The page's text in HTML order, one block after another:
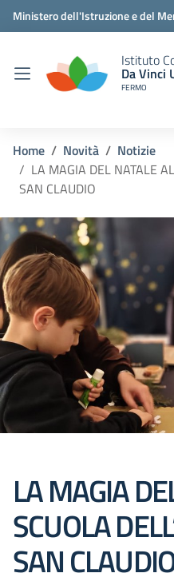
Ministero dell'Istruzione e del
Istituto
Da Vinci
FERMO
Home Novità
Notizie
LA MAGIA DEL NATALE
SAN CLAUDIO
LA MAGIA
SCUOLA
SAN